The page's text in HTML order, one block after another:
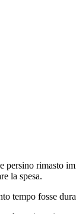
rimasto
la spesa.
tempo fosse